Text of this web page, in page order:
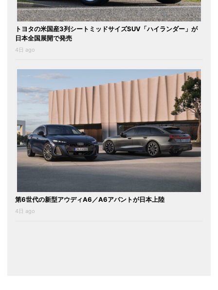
トヨタの米国産3列シートミッドサイズSUV「ハイランダー」が
日本全国展開で発売
4日 ago
第6世代の新型アウディA6／A6アバントが日本上陸
4日 ago